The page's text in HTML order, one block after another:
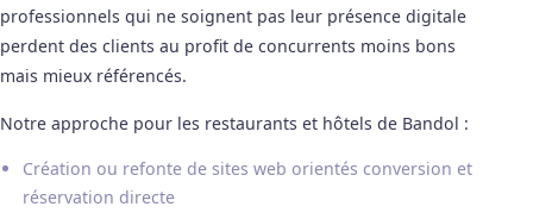
professionnels qui ne soignent pas leur présence digitale
perdent des clients au profit de concurrents moins bons
mais mieux référencés.
Notre approche pour les restaurants et hôtels de Bandol :
Création ou refonte de sites web orientés conversion et
réservation directe